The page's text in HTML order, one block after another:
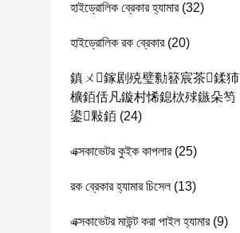
হাইড্রোলিক ব্রেকার হ্যামার(32)
হাইড্রোলিক রক ব্রেকার(20)
鎮ㄨ鎵剧殑璧勬簮宸茶鍒犻
櫎銆佸凡鏇村悕鎴栨殏鏃朵笉
鍙敤銆 (24)
এক্সকাভেটর কুইক কাপলার(25)
রক ব্রেকার হ্যামার চিসেল(13)
এক্সকাভেটর মাউন্ট করা পাইল হ্যামার(9)